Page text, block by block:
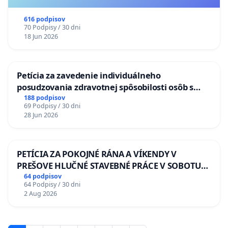
616 podpisov
70 Podpisy / 30 dni
18 Jun 2026
Petícia za zavedenie individuálneho
posudzovania zdravotnej spôsobilosti osôb s
diabetom 1. a 2. typu pri prijímaní do
Policajného zboru SR
188 podpisov
69 Podpisy / 30 dni
28 Jun 2026
PETÍCIA ZA POKOJNÉ RÁNA A VÍKENDY V
PREŠOVE HLUČNÉ STAVEBNÉ PRÁCE V SOBOTU
LEN OD 9.00 DO 13.00 HOD., CEZ PRACOVNÝ
TÝŽDEŇ CIEĽ 8.00 – 18.00 HOD. A PRAVIDELNÁ
KONTROLA STAVBY C-AREA NA
64 podpisov
64 Podpisy / 30 dni
2 Aug 2026